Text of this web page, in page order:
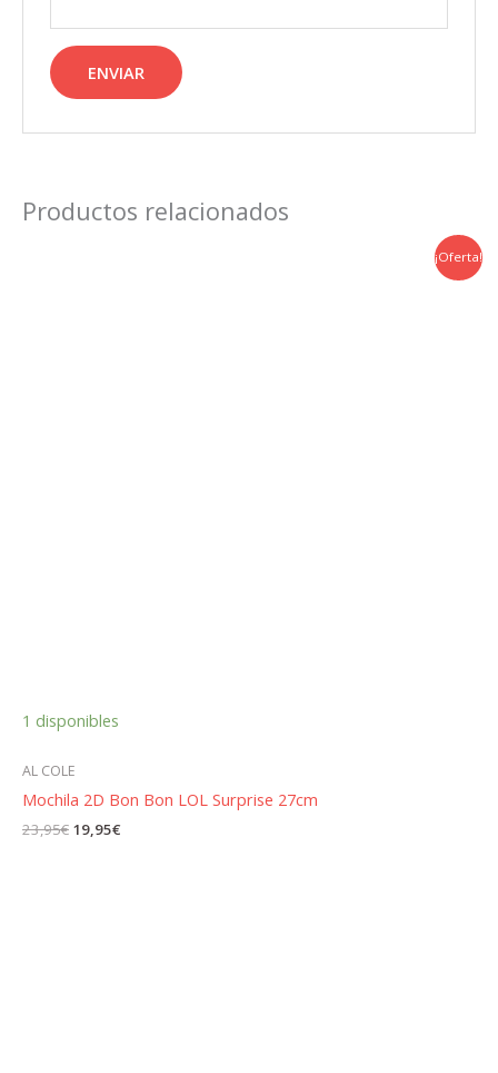
Productos relacionados
¡Oferta!
1 disponibles
AL COLE
Mochila 2D Bon Bon LOL Surprise 27cm
23,95€ El
19,95€